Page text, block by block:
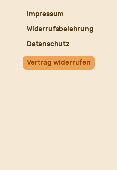
Impressum
Widerrufsbelehrung
Datenschutz
Vertrag widerrufen